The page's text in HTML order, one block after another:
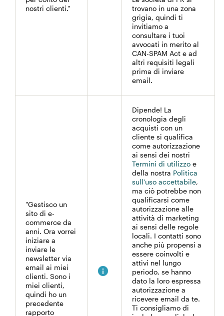
nostri clienti."
trovano in una zona
grigia, quindi ti
invitiamo a
consultare i tuoi
avvocati in merito al
CAN-SPAM Act e ad
altri requisiti legali
prima di inviare
email.
"Gestisco un
sito di e-
commerce da
anni. Ora vorrei
iniziare a
inviare le
newsletter via
email ai miei
clienti. Sono i
miei clienti,
quindi ho un
precedente
rapporto
Dipende! La
cronologia degli
acquisti con un
cliente si qualifica
come autorizzazione
ai sensi dei nostri
Termini di utilizzo e
della nostra Politica
sull’uso accettabile,
ma ciò potrebbe non
qualificarsi come
autorizzazione alle
attività di marketing
ai sensi delle regole
locali. I contatti sono
anche più propensi a
essere coinvolti e
attivi nel lungo
periodo, se hanno
dato la loro espressa
autorizzazione a
ricevere email da te.
Ti consigliamo di